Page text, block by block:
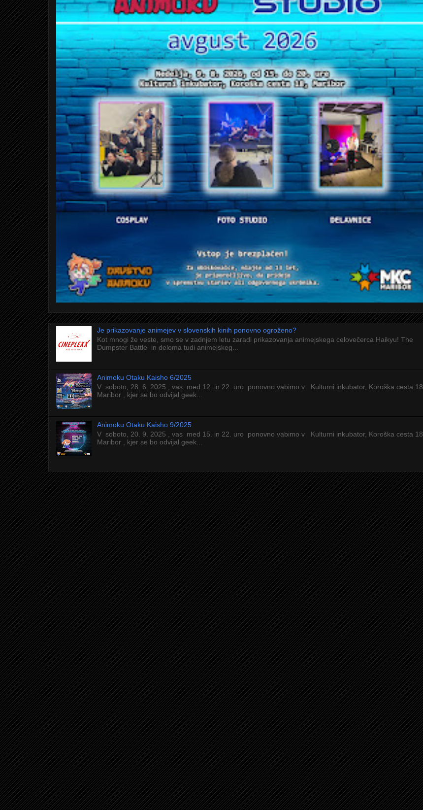
Je prikazovanje animejev v slovenskih kinih ponovno ogroženo?
Kot mnogi že veste, smo se v zadnjem letu zaradi prikazovanja animejskega celovečerca Haikyu! The
Dumpster Battle in deloma tudi animejskeg...
Animoku Otaku Kaisho 6/2025
V soboto, 28. 6. 2025 , vas med 12. in 22. uro ponovno vabimo v Kulturni inkubator, Koroška cesta 18,
Maribor , kjer se bo odvijal geek...
Animoku Otaku Kaisho 9/2025
V soboto, 20. 9. 2025 , vas med 15. in 22. uro ponovno vabimo v Kulturni inkubator, Koroška cesta 18,
Maribor , kjer se bo odvijal geek...